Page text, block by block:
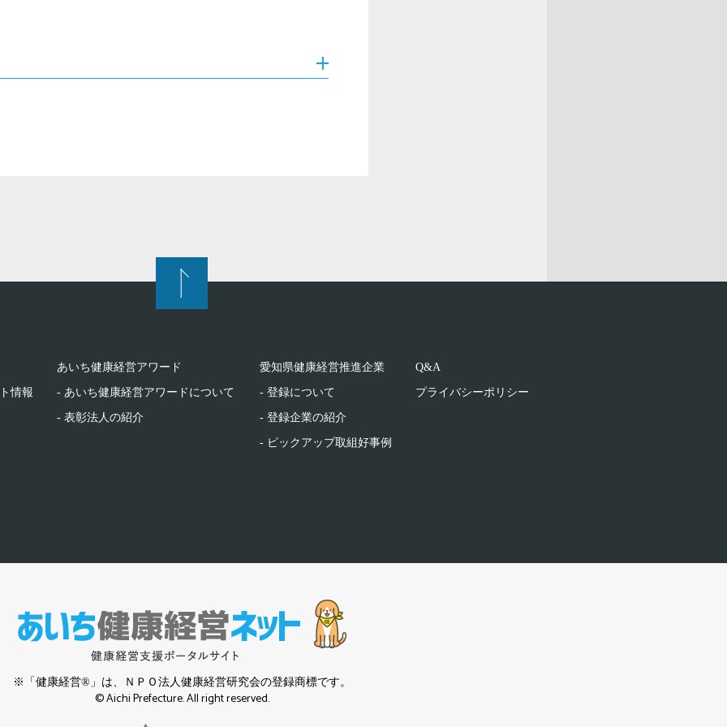
情報
あいち健康経営アワード
- あいち健康経営アワードについて
- 表彰法人の紹介
愛知県健康経営推進企業
- 登録について
- 登録企業の紹介
- ピックアップ取組好事例
Q&A
プライバシーポリシー
※「健康経営®」は、ＮＰＯ法人健康経営研究会の登録商標です。
© Aichi Prefecture. All right reserved.